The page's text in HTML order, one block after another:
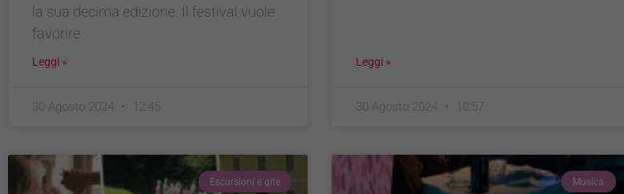
la sua decima edizione. Il festival vuole
favorire
Leggi »
30 Agosto 2024 12:45
Leggi »
30 Agosto 2024 10:57
Escursioni e gite Musica